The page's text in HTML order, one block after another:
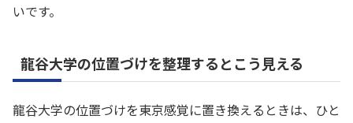
いです。
龍谷大学の位置づけを整理するとこう見える
龍谷大学の位置づけを東京感覚に置き換えるときは、ひと